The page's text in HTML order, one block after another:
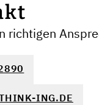
richtigen
ING.DE